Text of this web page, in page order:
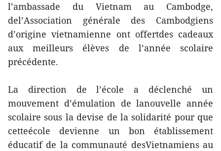
l’ambassade du Vietnam au Cambodge,
del’Association générale des Cambodgiens
d’origine vietnamienne ont offertdes cadeaux
aux meilleurs élèves de l’année scolaire
précédente.
La direction de l’école a déclenché un
mouvement d’émulation de lanouvelle année
scolaire sous la devise de la solidarité pour que
cetteécole devienne un bon établissement
éducatif de la communauté desVietnamiens au